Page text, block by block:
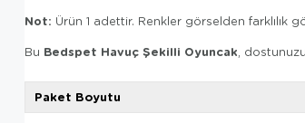
Not: Ürün 1 adettir. Renkler görselden
Bu Bedspet Havuç Şekilli Oyuncak ,
Paket Boyutu